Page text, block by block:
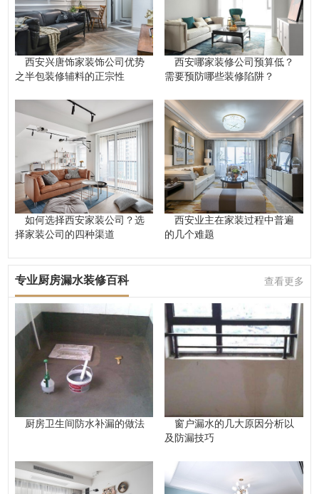
西安兴唐饰家装饰公司优势
之半包装修辅料的正宗性
西安哪家装修公司预算低？
需要预防哪些装修陷阱？
如何选择西安家装公司？选
择家装公司的四种渠道
西安业主在家装过程中普遍
的几个难题
专业厨房漏水装修百科 查看更多
厨房卫生间防水补漏的做法
窗户漏水的几大原因分析以
及防漏技巧